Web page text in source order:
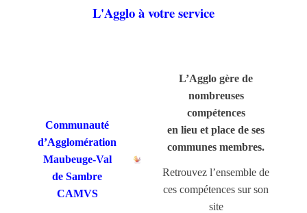
L'Agglo à votre service
Communauté
d’Agglomération
Maubeuge-Val
de Sambre
CAMVS
L’Agglo gère de
nombreuses
compétences
en lieu et place de ses
communes membres.
Retrouvez l’ensemble de
ces compétences sur son
site